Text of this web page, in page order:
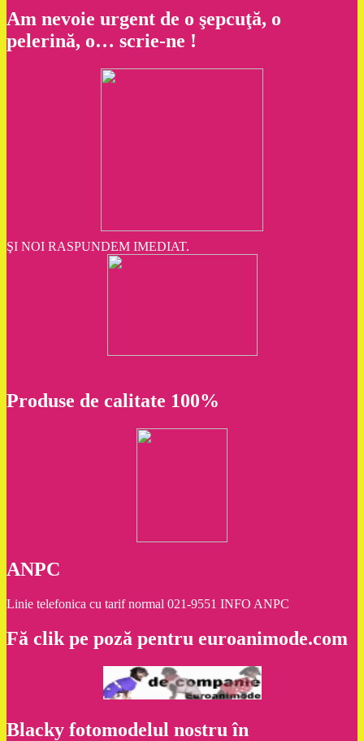
Am nevoie urgent de o şepcuţă, o
pelerină, o… scrie-ne !
ŞI NOI RASPUNDEM IMEDIAT.
Produse de calitate 100%
ANPC
Linie telefonica cu tarif normal 021-9551 INFO ANPC
Fă clik pe poză pentru euroanimode.com
Blacky fotomodelul nostru în